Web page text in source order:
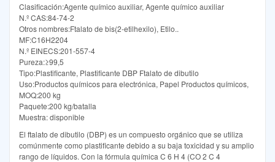
Clasificación:Agente químico auxiliar, Agente químico auxiliar
N.º CAS:84-74-2
Otros nombres:Ftalato de bis(2-etilhexilo), Etilo..
MF:C16H2204
N.º EINECS:201-557-4
Pureza:≥99,5
Tipo:Plastificante, Plastificante DBP Ftalato de dibutilo
Uso:Productos químicos para electrónica, Papel Productos químicos,
MOQ:200 kg
Paquete:200 kg/batalla
Muestra: disponible
El ftalato de dibutilo (DBP) es un compuesto orgánico que se utiliza
comúnmente como plastificante debido a su baja toxicidad y su amplio
rango de líquidos. Con la fórmula química C 6 H 4 (CO 2 C 4